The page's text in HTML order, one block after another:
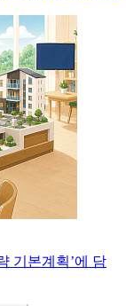
기본계획’에 담